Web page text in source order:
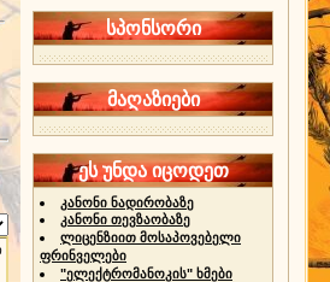
სპონსორი
მაღაზიები
ეს უნდა იცოდეთ
კანონი ნადირობაზე
კანონი თევზაობაზე
ლიცენზიით მოსაპოვებელი
ფრინველები
"ელექტრომანოკის" ხმები